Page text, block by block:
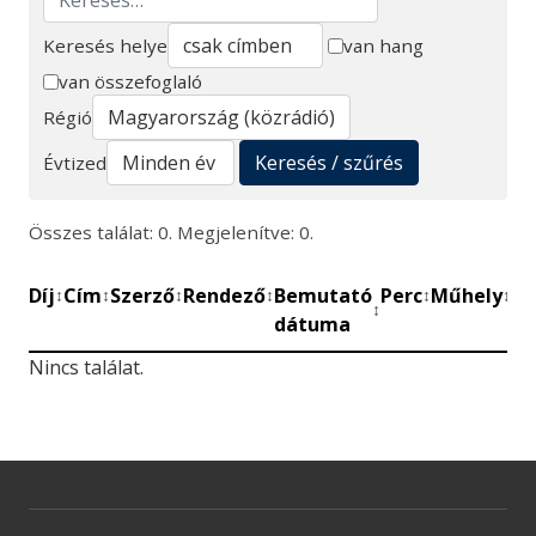
Keresés
Keresés helye
van hang
van összefoglaló
Régió
Évtized
Keresés / szűrés
Összes találat: 0. Megjelenítve: 0.
Díj↕Cím↕Szerző↕Rendező↕Bemutató
dátuma
↕
Perc↕Műhely↕
Nincs találat.